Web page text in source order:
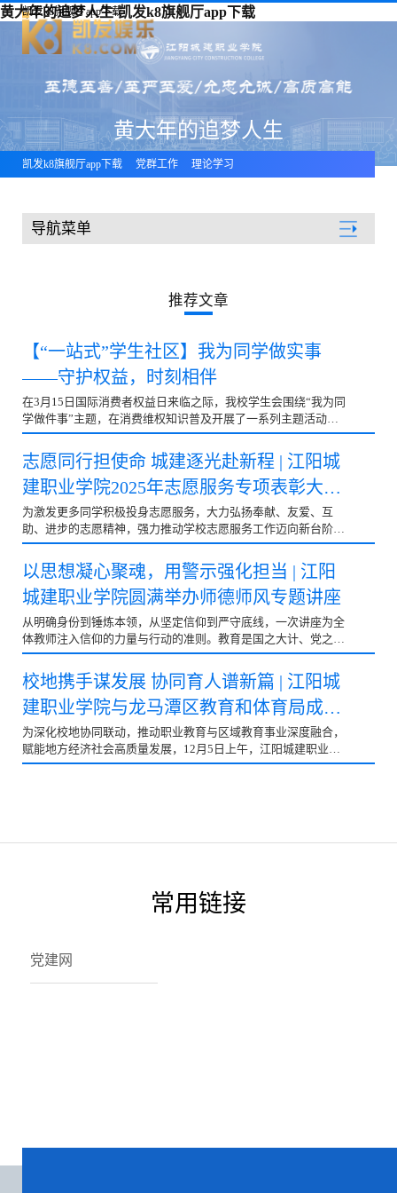
黄大年的追梦人生-凯发k8旗舰厅app下载
凯发k8旗舰厅app下载
黄大年的追梦人生
凯发k8旗舰厅app下载 党群工作 理论学习
导航菜单
推荐文章
【“一站式”学生社区】我为同学做实事
——守护权益，时刻相伴
在3月15日国际消费者权益日来临之际，我校学生会围绕“我为同
学做件事”主题，在消费维权知识普及开展了一系列主题活动，
引导全校同学树立科学理性的消费观念与维权意识，让依法维权
的理念深植校园，为构建和谐文明的校园消费环境添砖加瓦。
3·15系列活动精彩回顾 “权影——3·15短视频创作比赛”同学们以
消费者权益保护为主题，创作视频短片，并在线下进行展映评
比。创作深挖生活中的权益痛点，练就辨别侵权行为的 “火眼金
睛”，更将维权意识深植心间，学会守护自身与他人的合法消费
权益。照片 “权游——3·15权益日游园会”春意盎然的 3 月 12
园会…
志愿同行担使命 城建逐光赴新程 | 江阳城
建职业学院2025年志愿服务专项表彰大会
圆满结束
为激发更多同学积极投身志愿服务，大力弘扬奉献、友爱、互
助、进步的志愿精神，强力推动学校志愿服务工作迈向新台阶，
我校于2025年12月25日，在行政楼第三会议室举办了“志愿同行
担使命·城建逐光赴新程”江阳城建职业学院2025年志愿服务专项
表彰大会。学校党委副书记、执行校长任新红，党委委员、副校
长谭建鑫，党政办主任刘磊等领导出席大会。各二级学院分管学
同学参加大会。大会由校团委书记余颜汝主持。△表彰大会现场
△校团委书记余颜汝主持大会伴随着激昂的旋律，全体人员起立
其在新时代征程中拼搏奋进、无…
以思想凝心聚魂，用警示强化担当 | 江阳
城建职业学院圆满举办师德师风专题讲座
从明确身份到锤炼本领，从坚定信仰到严守底线，一次讲座为全
体教师注入信仰的力量与行动的准则。教育是国之大计、党之大
计，教师则是立教之本、兴教之源。为进一步加强师德师风建
设，凝聚教师队伍的思想共识与责任担当，2025年12月18日下
午，我校开展了以“以思想凝心聚魂，用警示强化担当”为主题的
师德师风专题讲座。△讲座现场学校党委书记、省人民政府督导
深入展开，从明初心、强素养、践使命三个维度，为全体教师明
晰了践行师者责任的行动方向与精神坐标。本次讲座由人事处处
校地携手谋发展 协同育人谱新篇 | 江阳城
建职业学院与龙马潭区教育和体育局成功
举行校地合作共建签约仪式​​
为深化校地协同联动，推动职业教育与区域教育事业深度融合，
赋能地方经济社会高质量发展，12月5日上午，江阳城建职业学
院与龙马潭区教育和体育局校地合作共建签约仪式在学校行政楼
蒋和平主持。△签约仪式现场仪式上，学校…
常用链接
党建网